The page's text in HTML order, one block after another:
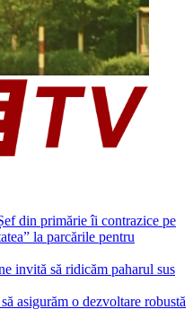
din primărie îi contrazice pe
la parcările pentru
invită să ridicăm paharul sus
asigurăm o dezvoltare robustă